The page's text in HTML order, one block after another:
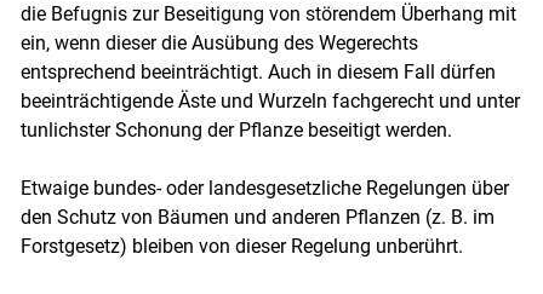
die Befugnis zur Beseitigung von störendem Überhang mit
ein, wenn dieser die Ausübung des Wegerechts
entsprechend beeinträchtigt. Auch in diesem Fall dürfen
beeinträchtigende Äste und Wurzeln fachgerecht und unter
tunlichster Schonung der Pflanze beseitigt werden.
Etwaige bundes- oder landesgesetzliche Regelungen über
den Schutz von Bäumen und anderen Pflanzen (z. B. im
Forstgesetz) bleiben von dieser Regelung unberührt.